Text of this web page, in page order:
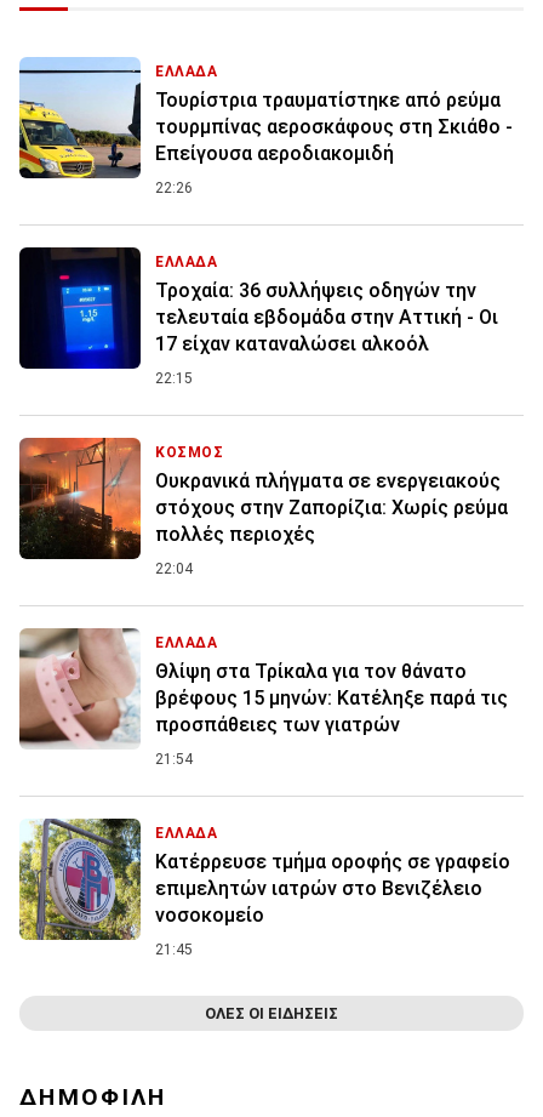
ΕΛΛΑΔΑ
Τουρίστρια τραυματίστηκε από ρεύμα
τουρμπίνας αεροσκάφους στη Σκιάθο -
Επείγουσα αεροδιακομιδή
22:26
ΕΛΛΑΔΑ
Τροχαία: 36 συλλήψεις οδηγών την
τελευταία εβδομάδα στην Αττική - Οι
17 είχαν καταναλώσει αλκοόλ
22:15
ΚΟΣΜΟΣ
Ουκρανικά πλήγματα σε ενεργειακούς
στόχους στην Ζαπορίζια: Χωρίς ρεύμα
πολλές περιοχές
22:04
ΕΛΛΑΔΑ
Θλίψη στα Τρίκαλα για τον θάνατο
βρέφους 15 μηνών: Κατέληξε παρά τις
προσπάθειες των γιατρών
21:54
ΕΛΛΑΔΑ
Κατέρρευσε τμήμα οροφής σε γραφείο
επιμελητών ιατρών στο Βενιζέλειο
νοσοκομείο
21:45
ΟΛΕΣ ΟΙ ΕΙΔΗΣΕΙΣ
ΔΗΜΟΦΙΛΗ